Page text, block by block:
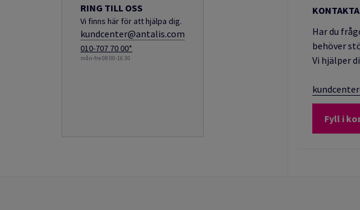
RING TILL OSS
Vi finns här för att hjälpa dig.
kundcenter@antalis.com
010-707 70 00*
mån-fre 08:00-16:30
Har du
behöver
Vi hjälper
Fyll i